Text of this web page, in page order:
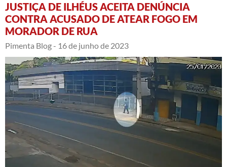
JUSTIÇA DE ILHÉUS ACEITA DENÚNCIA
CONTRA ACUSADO DE ATEAR FOGO EM
MORADOR DE RUA
Pimenta Blog - 16 de junho de 2023